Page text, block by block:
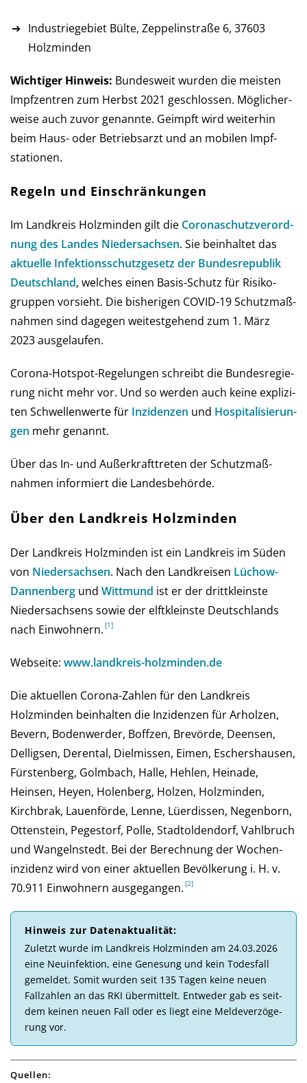
Industriegebiet Bülte, Zeppelinstraße 6, 37603
Holzminden
Wichtiger Hinweis: Bundesweit wurden die meisten
Impf­zen­tren zum Herbst 2021 ge­schlos­sen. Mög­licher­
weise auch zu­vor ge­nannte. Ge­impft wird weiter­hin
beim Haus- oder Betriebs­arzt und an mobilen Impf­
stationen.
Regeln und Einschränkungen
Im Landkreis Holzminden gilt die Corona­schutz­ver­ord­
nung des Landes Nie­der­sach­sen. Sie be­in­hal­tet das
aktu­elle Infe­ktions­schutz­ge­setz der Bun­des­re­pub­lik
Deutsch­land, wel­ches einen Basis-Schutz für Risi­ko­
grup­pen vor­sieht. Die bis­he­ri­gen COVID-19 Schutz­maß­
nah­men sind da­ge­gen wei­test­gehend zum 1. März
2023 ausgelaufen.
Corona-Hot­spot-Regelungen schreibt die Bun­des­re­gie­
rung nicht mehr vor. Und so wer­den auch keine ex­pli­zi­
ten Schwel­len­werte für Inzi­den­zen und Hos­pi­ta­li­sie­run­
gen mehr genannt.
Über das In- und Außer­kraft­treten der Schutz­maß­
nahmen infor­miert die Landes­behörde.
Über den Landkreis Holzminden
Der Landkreis Holzminden ist ein Landkreis im Süden
von Nie­der­sach­sen. Nach den Landkreisen Lüchow-
Dannenberg und Wittmund ist er der drittkleinste
Niedersachsens sowie der elftkleinste Deutschlands
nach Einwohnern.
Webseite: www.landkreis-holzminden.de
Die aktuellen Corona-Zahlen für den Landkreis
Holzminden beinhalten die Inzidenzen für Arholzen,
Bevern, Bodenwerder, Boffzen, Brevörde, Deensen,
Delligsen, Derental, Dielmissen, Eimen, Eschershausen,
Fürstenberg, Golmbach, Halle, Hehlen, Heinade,
Heinsen, Heyen, Holenberg, Holzen, Holzminden,
Kirchbrak, Lauenförde, Lenne, Lüerdissen, Negenborn,
Ottenstein, Pegestorf, Polle, Stadtoldendorf, Vahlbruch
und Wangelnstedt. Bei der Be­rech­nung der Wochen­
inzi­denz wird von einer aktu­el­len Be­völ­ke­rung i. H. v.
70.911 Ein­woh­nern aus­ge­gan­gen.
Hinweis zur Daten­aktuali­tät:
Zu­letzt wurde im Landkreis Holzminden am 24.03.2026
eine Neu­in­fek­tion, eine Ge­ne­sung und kein Todes­fall
ge­mel­det. So­mit wur­den seit 135 Tagen keine neuen
Fall­zahlen an das RKI über­mittelt. Ent­weder gab es seit­
dem kei­nen neuen Fall oder es liegt eine Melde­ver­zö­ge­
rung vor.
Quellen: